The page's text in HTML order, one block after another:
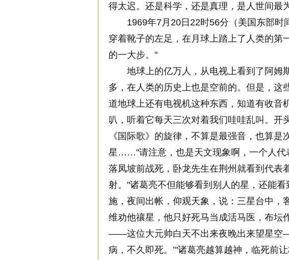
得太迟。还是科学，还是真理，是人世间最
1969年7月20日22时56分（美国东部时
穿着靴子的左足，在月球上踏上了人类的
的一大步。"
地球上的亿万人，从电视上看到了阿姆斯
多，在人类的历史上也是空前的。但是，这
道地球上还有电视机这种东西，知道有收音
叭，听着它每天三次对着我们哇哇乱叫。开
《国际歌》的旋律，不算是最强音，也算
星……"请注意，也是天文现象啊，一个人代
落凤坡前战死，卧龙先生在荆州就看到代表
射。"诸葛亮不但能够看到别人的星，还能
施，夜间出帐，仰观天象，说：三星台中，
维劝他禳星，他只好死马当成活马医，布坛
——这位大元帅白天不出来夜晚出来望星空
病，不久即死。’"诸葛亮越算越神，临死